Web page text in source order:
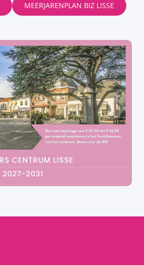
MEERJARENPLAN BIZ LISSE